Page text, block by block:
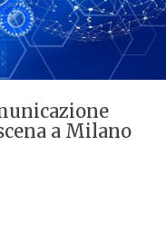
a Milano